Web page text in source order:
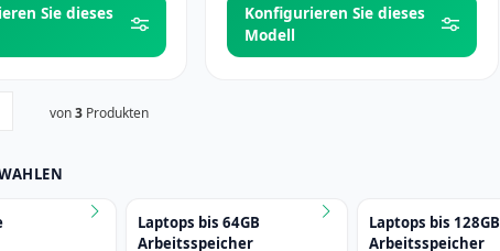
Sie dieses
Konfigurieren Sie dieses
Modell
von3 Produkten
Laptops bis 64GB
Arbeitsspeicher
Laptops bis 128GB
Arbeitsspeicher